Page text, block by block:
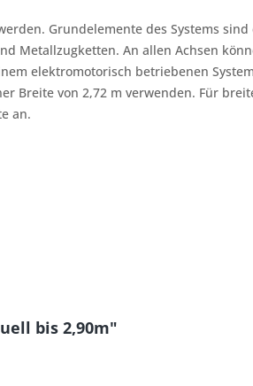
Grundelemente des Systems
Metallzugketten. An allen Achsen
elektromotorisch betriebenen
Breite von 2,72 m verwenden. Für
an.
bis 2,90m"